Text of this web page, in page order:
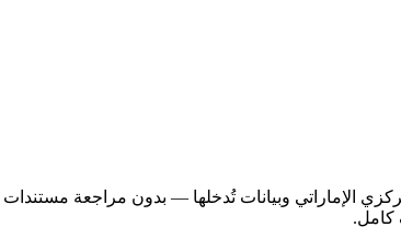
الإماراتي وبيانات تُدخلها — بدون مراجعة